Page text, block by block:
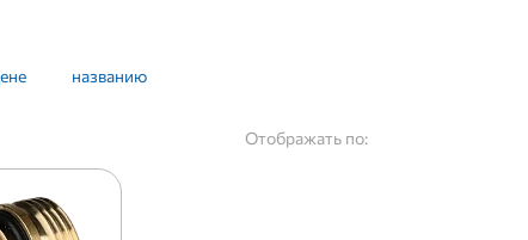
названию
Отображать по: